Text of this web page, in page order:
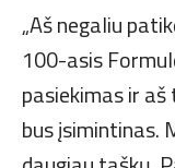
„Aš negaliu
100-asis
pasiekimas ir
bus įsimintinas.